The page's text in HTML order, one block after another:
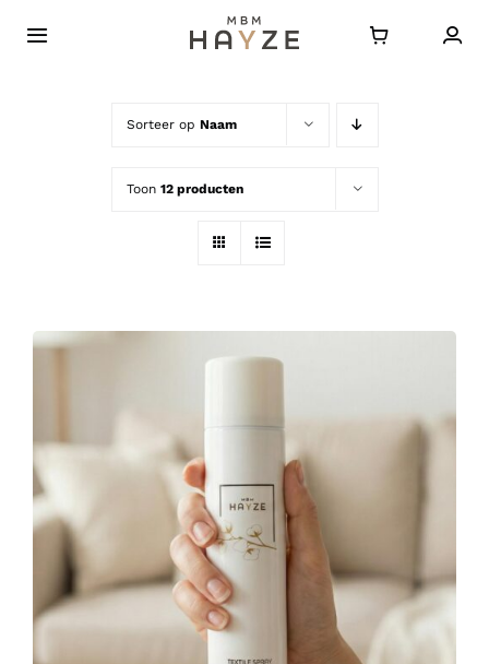
naarToggle
Bestellen
Contact
Sorteer op Naam
Toon 12 producten